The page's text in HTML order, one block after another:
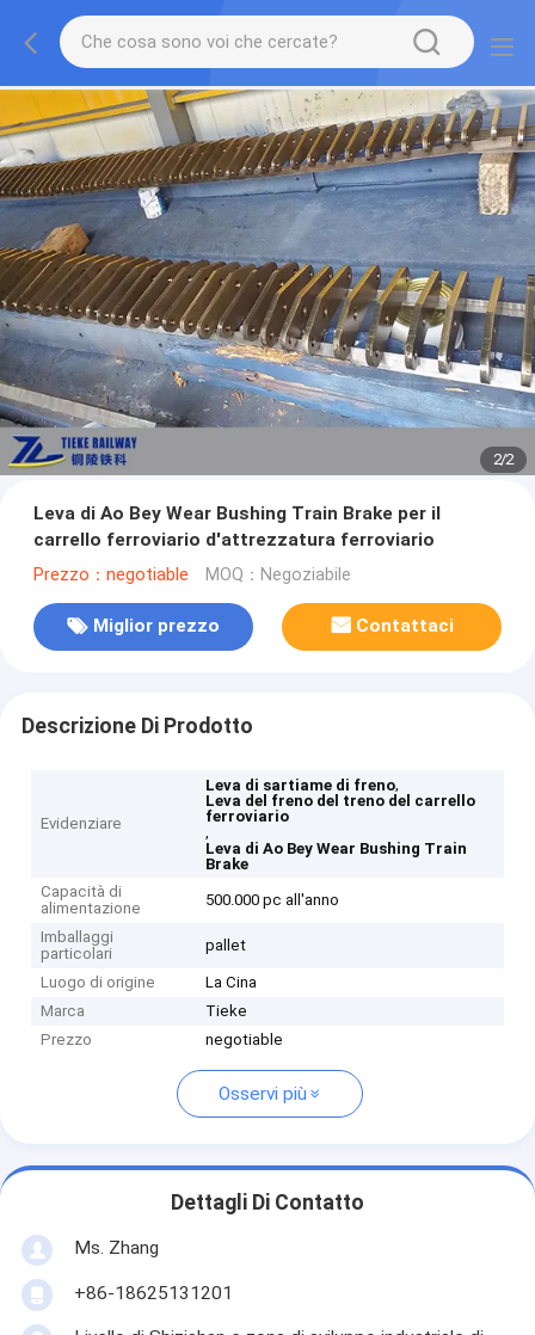
2/2
Leva di Ao Bey Wear Bushing Train Brake per il
carrello ferroviario d'attrezzatura ferroviario
Prezzo：negotiable MOQ：Negoziabile
Miglior prezzo Contattaci
Descrizione Di Prodotto
Evidenziare
Leva di sartiame di freno,
Leva del freno del treno del carrello
ferroviario
,
Leva di Ao Bey Wear Bushing Train
Brake
Capacità di
alimentazione
500.000 pc all'anno
Imballaggi
particolari
pallet
Luogo di origine
La Cina
Marca
Tieke
Prezzo
negotiable
Osservi più
Dettagli Di Contatto
Ms. Zhang
+86-18625131201